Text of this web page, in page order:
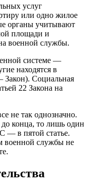
услуг
или одно жилое
органы учитывают
площади и
военной службы.
системе —
находятся в
Закон). Социальная
22 Закона на
не так однозначно.
конца, то лишь один
— в пятой статье.
военной службы не